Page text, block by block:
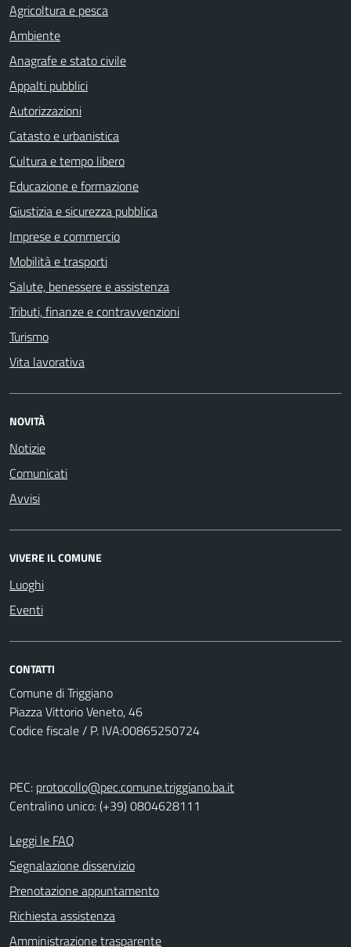
Agricoltura e pesca
Ambiente
Anagrafe e stato civile
Appalti pubblici
Autorizzazioni
Catasto e urbanistica
Cultura e tempo libero
Educazione e formazione
Giustizia e sicurezza pubblica
Imprese e commercio
Mobilità e trasporti
Salute, benessere e assistenza
Tributi, finanze e contravvenzioni
Turismo
Vita lavorativa
NOVITÀ
Notizie
Comunicati
Avvisi
VIVERE IL COMUNE
Luoghi
Eventi
CONTATTI
Comune di Triggiano
Piazza Vittorio Veneto, 46
Codice fiscale / P. IVA:00865250724
PEC: protocollo@pec.comune.triggiano.ba.it
Centralino unico: (+39) 0804628111
Leggi le FAQ
Segnalazione disservizio
Prenotazione appuntamento
Richiesta assistenza
Amministrazione trasparente